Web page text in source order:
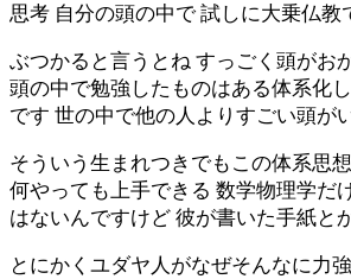
思考 自分の頭の中で 試しに大乗仏教
ぶつかると言うとね すっごく頭がお
頭の中で勉強したものはある体系化
です 世の中で他の人よりすごい頭が
そういう生まれつきでもこの体系思
何やっても上手できる 数学物理学だ
はないんですけど 彼が書いた手紙と
とにかくユダヤ人がなぜそんなに力